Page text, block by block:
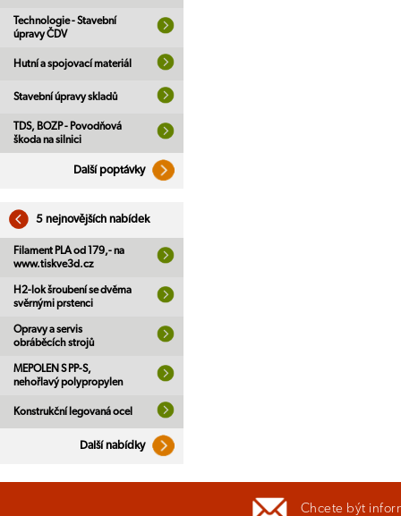
Technologie - Stavební
úpravy ČDV
Hutní a spojovací materiál
Stavební úpravy skladů
TDS, BOZP - Povodňová
škoda na silnici
Další poptávky
5 nejnovějších nabídek
Filament PLA od 179,- na
www.tiskve3d.cz
H2-lok šroubení se dvěma
svěrnými prstenci
Opravy a servis
obráběcích strojů
MEPOLEN S PP-S,
nehořlavý polypropylen
Konstrukční legovaná ocel
Další nabídky
Chcete být